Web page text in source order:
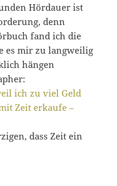
Hördauer ist
denn
fand ich die
es mir zu langweilig
hängen
ich zu viel Geld
Zeit erkaufe –
dass Zeit ein